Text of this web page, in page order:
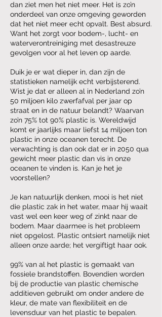
dan ziet men het niet meer. Het is zo’n
onderdeel van onze omgeving geworden
dat het niet meer echt opvalt. Best absurd.
Want het zorgt voor bodem-, lucht- en
waterverontreiniging met desastreuze
gevolgen voor al het leven op aarde.
Duik je er wat dieper in, dan zijn de
statistieken namelijk echt verbijsterend.
Wist je dat er alleen al in Nederland zo’n
50 miljoen kilo zwerfafval per jaar op
straat en in de natuur belandt? Waarvan
zo’n 75% tot 90% plastic is. Wereldwijd
komt er jaarlijks maar liefst 14 miljoen ton
plastic in onze oceanen terecht. De
verwachting is dan ook dat er in 2050 qua
gewicht meer plastic dan vis in onze
oceanen te vinden is. Kan je het je
voorstellen?
Je kan natuurlijk denken, mooi is het niet
die plastic zak in het water, maar hij waait
vast wel een keer weg of zinkt naar de
bodem. Maar daarmee is het probleem
niet opgelost. Plastic ontsiert namelijk niet
alleen onze aarde; het vergiftigt haar ook.
99% van al het plastic is gemaakt van
fossiele brandstoffen. Bovendien worden
bij de productie van plastic chemische
additieven gebruikt om onder andere de
kleur, de mate van flexibiliteit en de
levensduur van het plastic te bepalen.